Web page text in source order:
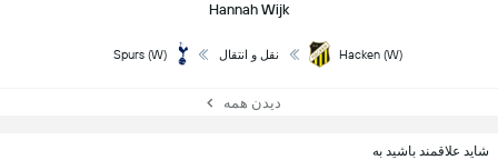
Hannah Wijk
Hacken (W) نقل و انتقال Spurs (W)
دیدن همه
شاید علاقمند باشید به